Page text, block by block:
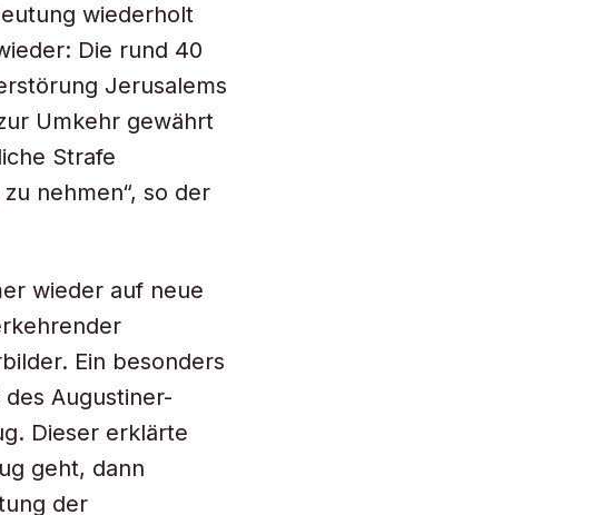
wiederholt
Die rund 40
Jerusalems
Umkehr gewährt
Strafe
nehmen“, so der
wieder auf neue
Ein besonders
Augustiner-
Dieser erklärte
geht, dann
der